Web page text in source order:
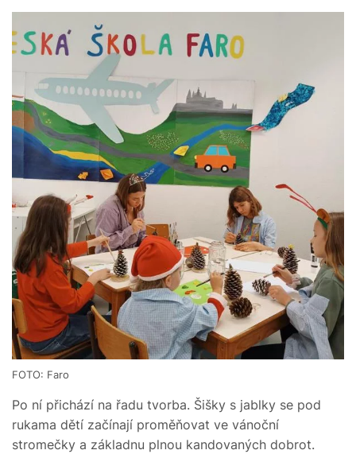
FOTO: Faro
Po ní přichází na řadu tvorba. Šišky s jablky se pod
rukama dětí začínají proměňovat ve vánoční
stromečky a základnu plnou kandovaných dobrot.